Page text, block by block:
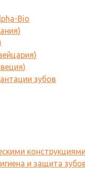
Bio
зубов
и защита